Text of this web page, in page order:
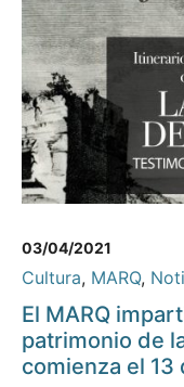
03/04/2021
Cultura, MARQ,
El MARQ
patrimonio de
comienza el 13